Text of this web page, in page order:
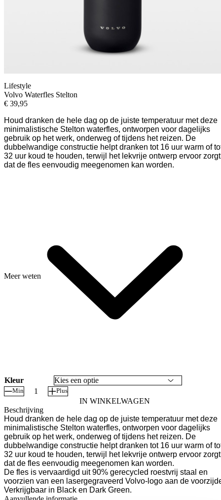
Lifestyle
Volvo Waterfles Stelton
€ 39,95
Houd dranken de hele dag op de juiste temperatuur met deze
minimalistische Stelton waterfles, ontworpen voor dagelijks
gebruik op het werk, onderweg of tijdens het reizen. De
dubbelwandige constructie helpt dranken tot 16 uur warm of
32 uur koud te houden, terwijl het lekvrije ontwerp ervoor zorgt
dat de fles eenvoudig meegenomen kan worden.
Meer weten
Kleur
Volvo
Stelton
aantal
Plus
Min
IN WINKELWAGEN
Beschrijving
Houd dranken de hele dag op de juiste temperatuur met deze
minimalistische Stelton waterfles, ontworpen voor dagelijks
gebruik op het werk, onderweg of tijdens het reizen. De
dubbelwandige constructie helpt dranken tot 16 uur warm of
32 uur koud te houden, terwijl het lekvrije ontwerp ervoor zorgt
dat de fles eenvoudig meegenomen kan worden.
De fles is vervaardigd uit 90% gerecycled roestvrij staal en
voorzien van een lasergegraveerd Volvo-logo aan de
Verkrijgbaar in Black en Dark Green.